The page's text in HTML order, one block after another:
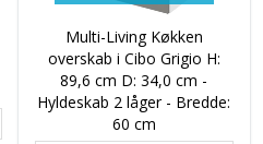
Multi-Living Køkken
overskab i Cibo Grigio H:
89,6 cm D: 34,0 cm -
Hyldeskab 2 låger - Bredde:
60 cm